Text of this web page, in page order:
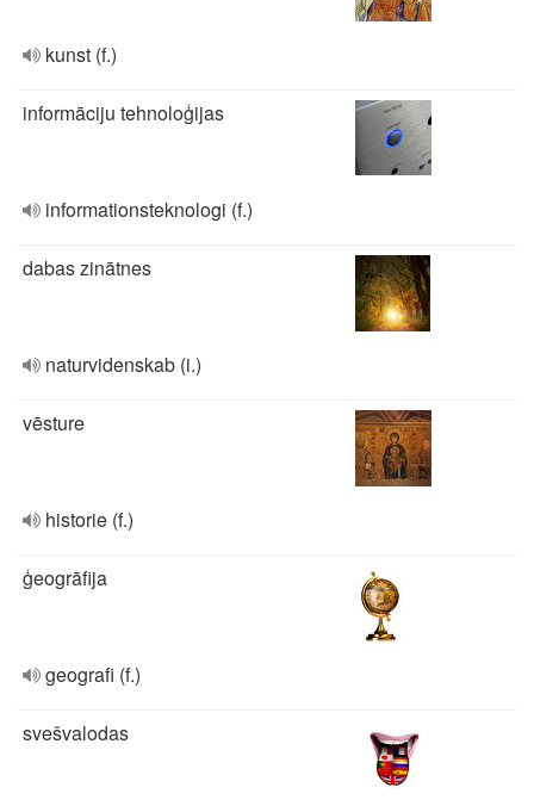
kunst (f.)
informāciju tehnoloģijas
informationsteknologi (f.)
dabas zinātnes
naturvidenskab (i.)
vēsture
historie (f.)
ģeogrāfija
geografi (f.)
svešvalodas